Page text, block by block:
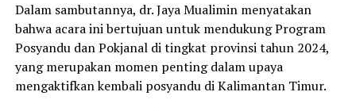
Dalam sambutannya, dr. Jaya Mualimin menyatakan
bahwa acara ini bertujuan untuk mendukung Program
Posyandu dan Pokjanal di tingkat provinsi tahun 2024,
yang merupakan momen penting dalam upaya
mengaktifkan kembali posyandu di Kalimantan Timur.